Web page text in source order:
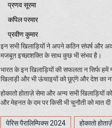
प्रणव सूरमा
कपिल परमार
प्रवीण कुमार
इन सभी खिलाड़ियों ने अपने कठिन संघर्ष और
मजबूत इच्छाशक्ति के साथ कुछ भी संभव है।
भारत के इन खिलाड़ियों की सफलता न सिर्फ हमें
खिलाड़ी और भी ऊंचाइयों को छूएंगे और देश का
होकातो होताज़े सेमा और अन्य सभी खिलाड़ियों
और मेहनत के दम पर किसी भी चुनौती को मात
पेरिस पैरालिम्पिक्स 2024 होकातो